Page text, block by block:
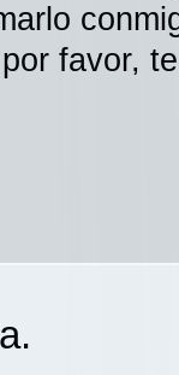
favor,